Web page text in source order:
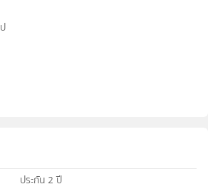
ประกัน 2 ปี